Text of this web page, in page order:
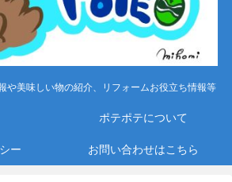
や美味しい物の紹介、リフォームお役立ち情報等
ポテポテについて
ー お問い合わせはこちら